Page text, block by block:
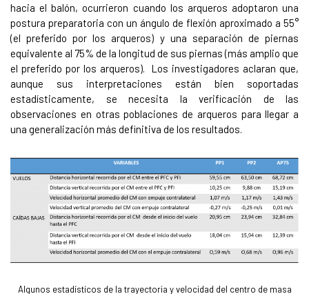
hacia el balón, ocurrieron cuando los arqueros adoptaron una
postura preparatoria con un ángulo de flexión aproximado a 55°
(el preferido por los arqueros) y una separación de piernas
equivalente al 75% de la longitud de sus piernas (más amplio que
el preferido por los arqueros). Los investigadores aclaran que,
aunque sus interpretaciones están bien soportadas
estadísticamente, se necesita la verificación de las
observaciones en otras poblaciones de arqueros para llegar a
una generalización más definitiva de los resultados.
Algunos estadísticos de la trayectoria y velocidad del centro de masa